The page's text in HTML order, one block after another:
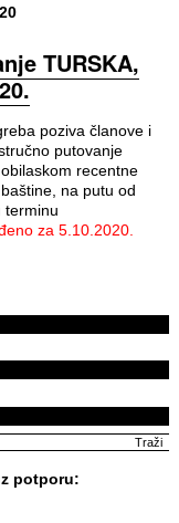
TURSKA,
poziva članove i
putovanje
recentne
na putu od
terminu
za 5.10.2020.
potporu: